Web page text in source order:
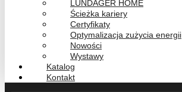
LUNDAGER HOME
Ścieżka kariery
Certyfikaty
Optymalizacja zużycia energii
Nowości
Wystawy
Katalog
Kontakt